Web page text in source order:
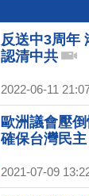
反送中3周年
認清中共
2022-06-11
歐洲議會壓
確保台灣民主
2021-07-09